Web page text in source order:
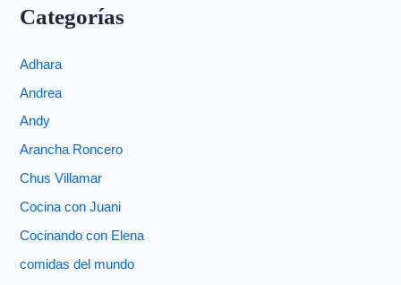
Categorías
Adhara
Andrea
Andy
Arancha Roncero
Chus Villamar
Cocina con Juani
Cocinando con Elena
comidas del mundo